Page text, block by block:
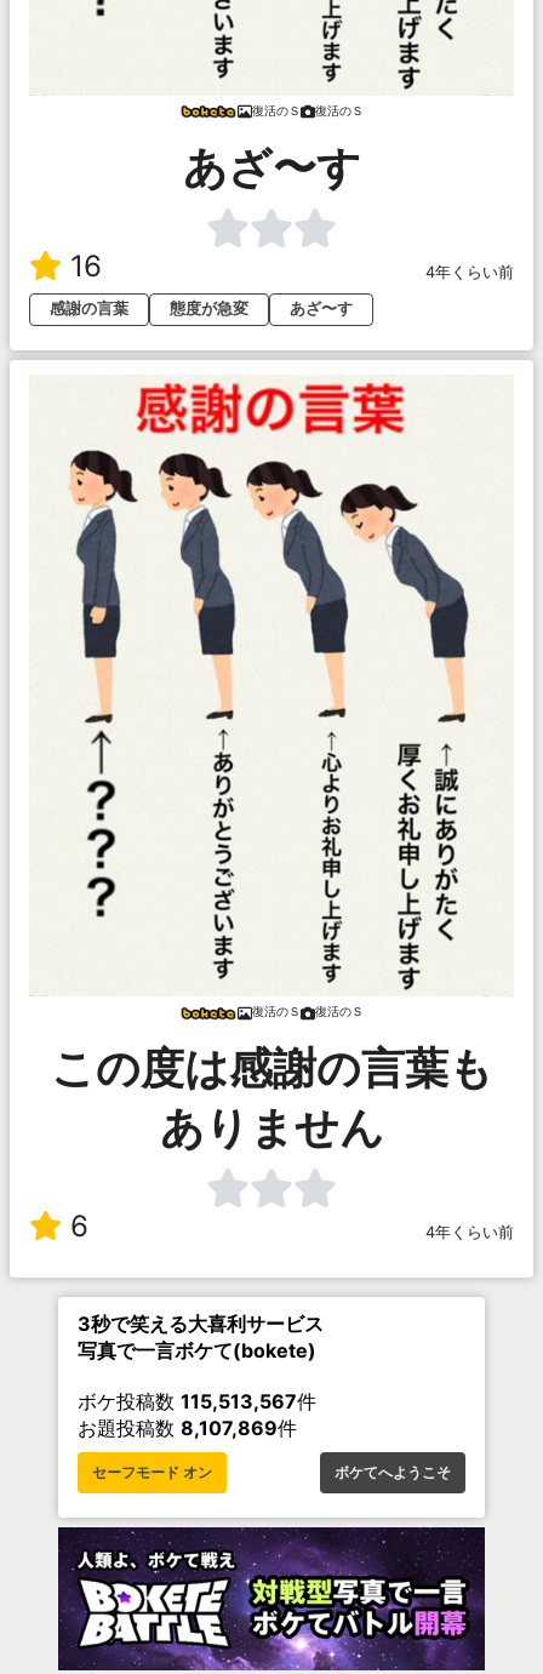
復活のＳ 復活のＳ
あざ〜す
16
4年くらい前
感謝の言葉
態度が急変 あざ〜す
復活のＳ 復活のＳ
この度は感謝の言葉も
ありません
6 4年くらい前
3秒で笑える大喜利サービス
写真で一言ボケて(bokete)
ボケ投稿数 115,513,567件
お題投稿数 8,107,869件
セーフモード オン ボケてへようこそ